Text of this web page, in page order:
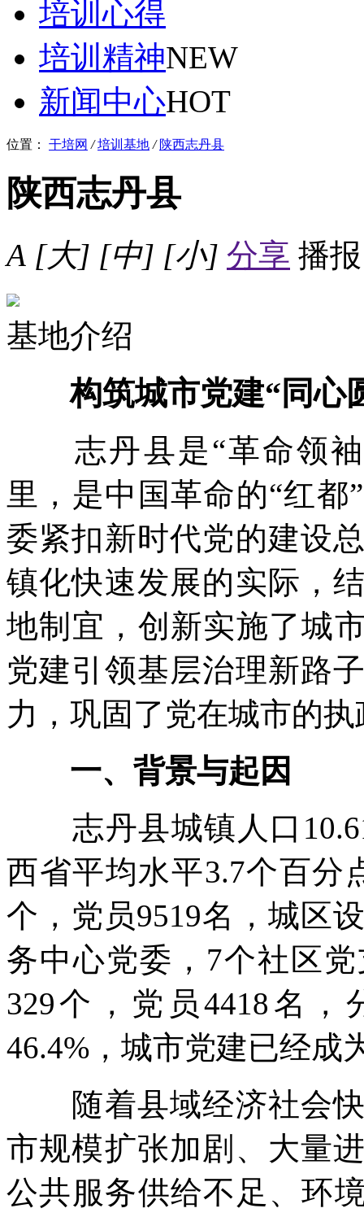
培训心得
培训精神NEW
新闻中心HOT
位置： 干培网 / 培训基地 / 陕西志丹县
陕西志丹县
A [大] [中] [小] 分享 播报
基地介绍
构筑城市党建“同心
志丹县是“革命领袖
里，是中国革命的“红
委紧扣新时代党的建设
镇化快速发展的实际，
地制宜，创新实施了城
党建引领基层治理新路
力，巩固了党在城市的
一、背景与起因
志丹县城镇人口
西省平均水平3.7个百分
个，党员9519名，城区
务中心党委，7个社区
329个，党员4418名，
46.4%，城市党建已经成
随着县域经济社会快
市规模扩张加剧、大量
公共服务供给不足、环